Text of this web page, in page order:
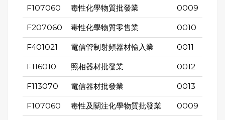
F107060 毒性化學物質批發業 0009
F207060 毒性化學物質零售業 0010
F401021 電信管制射頻器材輸入業 0011
F116010 照相器材批發業 0012
F113070 電信器材批發業 0013
F107060 毒性及關注化學物質批發業 0009